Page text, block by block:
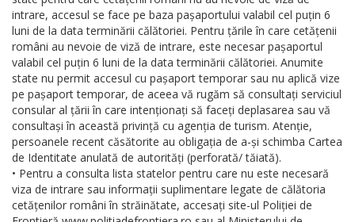
intrare, accesul se face pe baza pașaportului valabil cel puțin 6
luni de la data terminării călătoriei. Pentru țările în care cetățenii
români au nevoie de viză de intrare, este necesar pașaportul
valabil cel puțin 6 luni de la data terminării călătoriei. Anumite
state nu permit accesul cu pașaport temporar sau nu aplică vize
pe pașaport temporar, de aceea vă rugăm să consultați serviciul
consular al țării în care intenționați să faceți deplasarea sau vă
consultași în această privință cu agenția de turism. Atenție,
persoanele recent căsătorite au obligația de a-și schimba Cartea
de Identitate anulată de autorități (perforată/ tăiată).
• Pentru a consulta lista statelor pentru care nu este necesară
viza de intrare sau informații suplimentare legate de călătoria
cetățenilor români în străinătate, accesați site-ul Poliției de